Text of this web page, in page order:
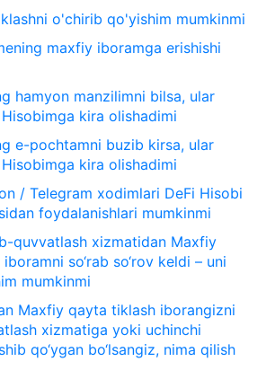
o'chirib qo'yishim mumkinmi
maxfiy iboramga erishishi
hamyon manzilimni bilsa, ular
kira olishadimi
e-pochtamni buzib kirsa, ular
kira olishadimi
/ Telegram xodimlari DeFi Hisobi
foydalanishlari mumkinmi
quvvatlash xizmatidan Maxfiy
so‘rab so‘rov keldi – uni
mumkinmi
Maxfiy qayta tiklash iborangizni
xizmatiga yoki uchinchi
qo‘ygan bo‘lsangiz, nima qilish